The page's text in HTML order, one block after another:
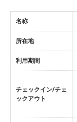
名称
所在地
利用期間
チェックイン/チェ
ックアウト